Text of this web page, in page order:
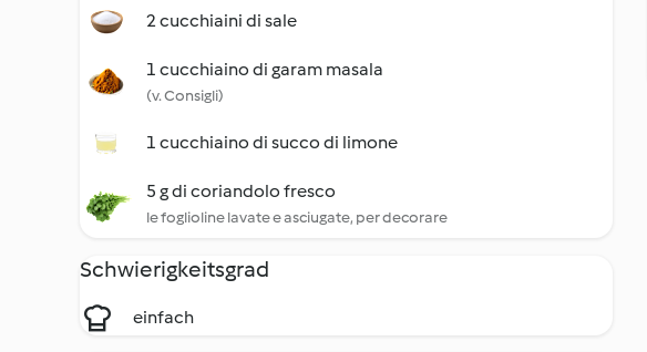
2 cucchiaini di sale
1 cucchiaino di garam masala
(v. Consigli)
1 cucchiaino di succo di limone
5 g di coriandolo fresco
le foglioline lavate e asciugate, per decorare
Schwierigkeitsgrad
einfach